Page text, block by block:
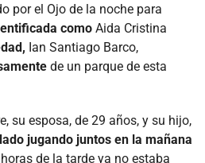
por el Ojo de la noche para
como Aida Cristina
Ian Santiago Barco,
de un parque de esta
su esposa, de 29 años, y su hijo,
jugando juntos en la mañana
de la tarde ya no estaba